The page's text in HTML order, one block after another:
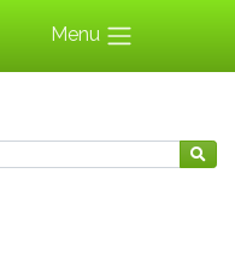
Menu